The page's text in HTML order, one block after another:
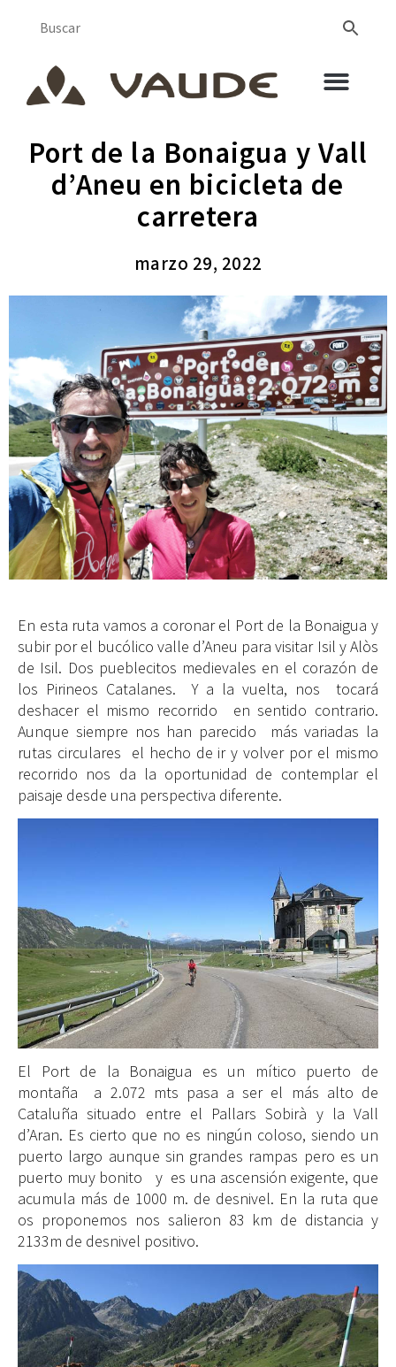
Port de la Bonaigua y Vall
d’Aneu en bicicleta de
carretera
marzo 29, 2022
En esta ruta vamos a coronar el Port de la Bonaigua y
subir por el bucólico valle d’Aneu para visitar Isil y Alòs
de Isil. Dos pueblecitos medievales en el corazón de
los Pirineos Catalanes. Y a la vuelta, nos tocará
deshacer el mismo recorrido en sentido contrario.
Aunque siempre nos han parecido más variadas la
rutas circulares el hecho de ir y volver por el mismo
recorrido nos da la oportunidad de contemplar el
paisaje desde una perspectiva diferente.
El Port de la Bonaigua es un mítico puerto de
montaña a 2.072 mts pasa a ser el más alto de
Cataluña situado entre el Pallars Sobirà y la Vall
d’Aran. Es cierto que no es ningún coloso, siendo un
puerto largo aunque sin grandes rampas pero es un
puerto muy bonito y es una ascensión exigente, que
acumula más de 1000 m. de desnivel. En la ruta que
os proponemos nos salieron 83 km de distancia y
2133m de desnivel positivo.